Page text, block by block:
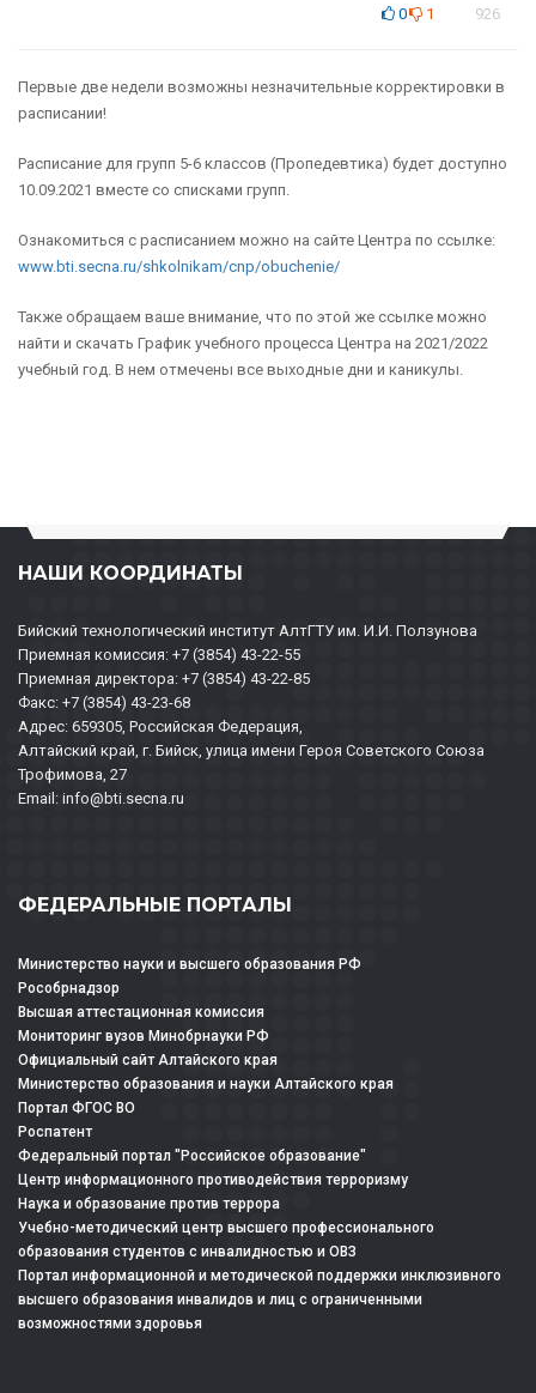
0 1 926
Первые две недели возможны незначительные корректировки в
расписании!
Расписание для групп 5-6 классов (Пропедевтика) будет доступно
10.09.2021 вместе со списками групп.
Ознакомиться с расписанием можно на сайте Центра по ссылке:
www.bti.secna.ru/shkolnikam/cnp/obuchenie/
Также обращаем ваше внимание, что по этой же ссылке можно
найти и скачать График учебного процесса Центра на 2021/2022
учебный год. В нем отмечены все выходные дни и каникулы.
НАШИ КООРДИНАТЫ
Бийский технологический институт АлтГТУ им. И.И. Ползунова
Приемная комиссия: +7 (3854) 43-22-55
Приемная директора: +7 (3854) 43-22-85
Факс: +7 (3854) 43-23-68
Адрес: 659305, Российская Федерация,
Алтайский край, г. Бийск, улица имени Героя Советского Союза
Трофимова, 27
Email: info@bti.secna.ru
ФЕДЕРАЛЬНЫЕ ПОРТАЛЫ
Министерство науки и высшего образования РФ
Рособрнадзор
Высшая аттестационная комиссия
Мониторинг вузов Минобрнауки РФ
Официальный сайт Алтайского края
Министерство образования и науки Алтайского края
Портал ФГОС ВО
Роспатент
Федеральный портал "Российское образование"
Центр информационного противодействия терроризму
Наука и образование против террора
Учебно-методический центр высшего профессионального
образования студентов с инвалидностью и ОВЗ
Портал информационной и методической поддержки инклюзивного
высшего образования инвалидов и лиц с ограниченными
возможностями здоровья